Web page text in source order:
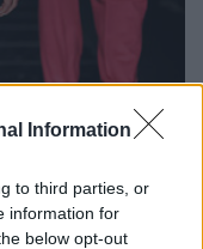
Information
to third parties, or
information for
below opt-out